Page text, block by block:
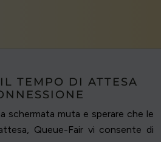
TEMPO DI ATTESA
schermata muta e sperare che le
Queue-Fair vi consente di